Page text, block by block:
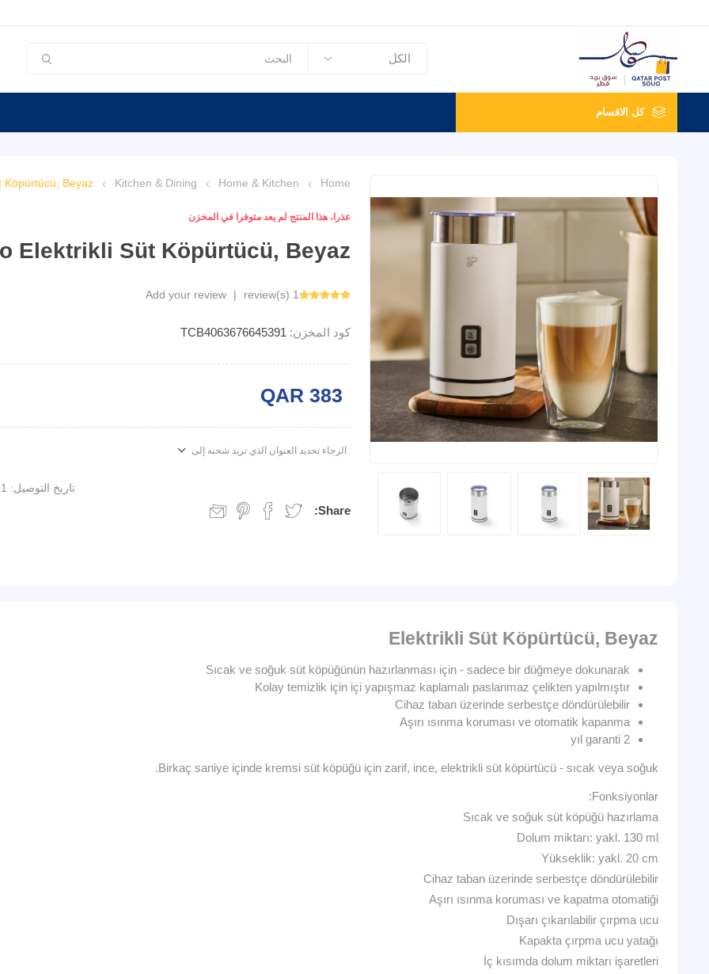
كل الاقسام
Home
Home & Kitchen
Kitchen & Dining
Köpürtücü, Beyaz
عذرا، هذا المنتج لم يعد متوفرا في المخزن
Elektrikli Süt Köpürtücü, Beyaz
1 review(s)
|
Add your review
كود المخزن: TCB4063676645391
QAR 383
الرجاء تحديد العنوان الذي تريد شحنه إلى
تاريخ التوصيل: 1 week
Share:
Elektrikli Süt Köpürtücü, Beyaz
Sıcak ve soğuk süt köpüğünün hazırlanması için - sadece bir düğmeye dokunarak
Kolay temizlik için içi yapışmaz kaplamalı paslanmaz çelikten yapılmıştır
Cihaz taban üzerinde serbestçe döndürülebilir
Aşırı ısınma koruması ve otomatik kapanma
2 yıl garanti
Birkaç saniye içinde kremsi süt köpüğü için zarif, ince, elektrikli süt köpürtücü - sıcak veya soğuk.
Fonksiyonlar:
Sıcak ve soğuk süt köpüğü hazırlama
Dolum miktarı: yakl. 130 ml
Yükseklik: yakl. 20 cm
Cihaz taban üzerinde serbestçe döndürülebilir
Aşırı ısınma koruması ve kapatma otomatiği
Dışarı çıkarılabilir çırpma ucu
Kapakta çırpma ucu yatağı
İç kısımda dolum miktarı işaretleri